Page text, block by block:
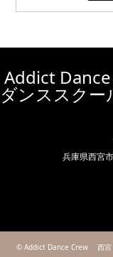
Addict
ダンススク
兵庫県西宮
© Addict Dance Crew 西宮